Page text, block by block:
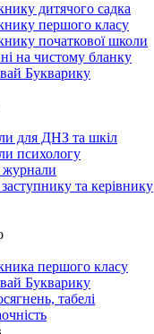
дитячого садка
першого класу
початкової школи
на чистому бланку
Букварику
для ДНЗ та шкіл
психологу
журнали
та керівнику
першого класу
Букварику
табелі